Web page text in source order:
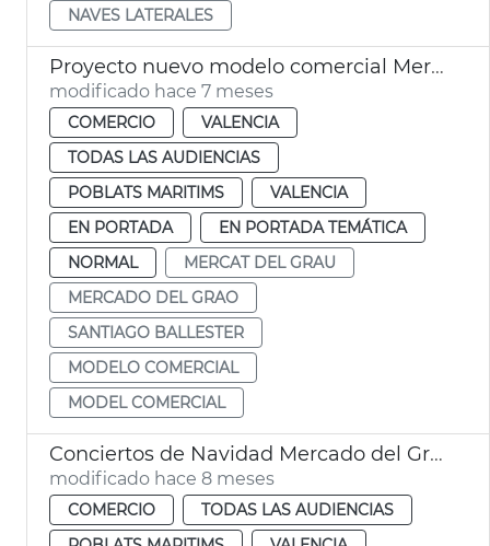
NAVES LATERALES
Proyecto nuevo modelo comercial Mercado del Grao València
modificado hace 7 meses
COMERCIO
VALENCIA
TODAS LAS AUDIENCIAS
POBLATS MARITIMS
VALENCIA
EN PORTADA
EN PORTADA TEMÁTICA
NORMAL
MERCAT DEL GRAU
MERCADO DEL GRAO
SANTIAGO BALLESTER
MODELO COMERCIAL
MODEL COMERCIAL
Conciertos de Navidad Mercado del Grau
modificado hace 8 meses
COMERCIO
TODAS LAS AUDIENCIAS